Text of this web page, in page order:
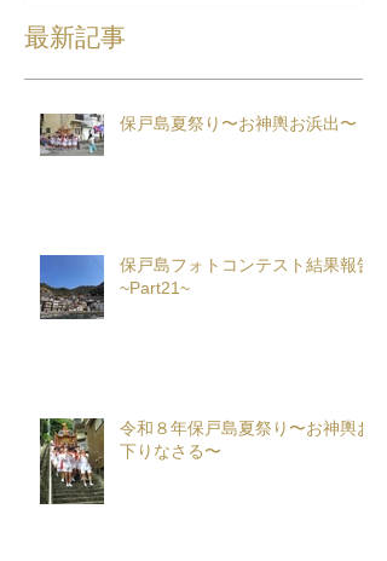
最新記事
保戸島夏祭り〜お神輿お浜出〜
保戸島フォトコンテスト結果報告
~Part21~
令和８年保戸島夏祭り〜お神輿お
下りなさる〜